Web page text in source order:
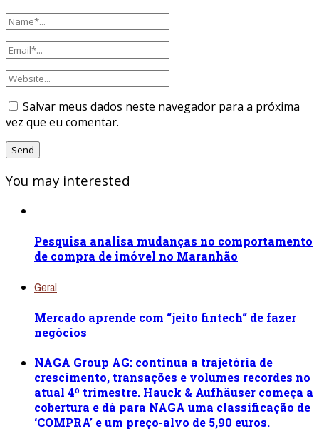
Salvar meus dados neste navegador para a próxima
vez que eu comentar.
You may interested
Pesquisa analisa mudanças no comportamento
de compra de imóvel no Maranhão
Geral
Mercado aprende com “jeito fintech“ de fazer
negócios
NAGA Group AG: continua a trajetória de
crescimento, transações e volumes recordes no
atual 4º trimestre. Hauck & Aufhäuser começa a
cobertura e dá para NAGA uma classificação de
‘COMPRA’ e um preço-alvo de 5,90 euros.